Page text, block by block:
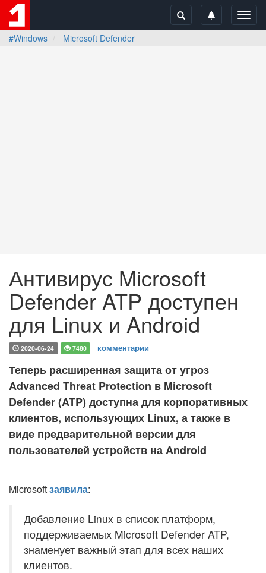
#Windows
Microsoft Defender
Антивирус Microsoft
Defender ATP доступен
для Linux и Android
2020-06-24 7480 комментарии
Теперь расширенная защита от угроз
Advanced Threat Protection в Microsoft
Defender (ATP) доступна для корпоративных
клиентов, использующих Linux, а также в
виде предварительной версии для
пользователей устройств на Android
Microsoftзаявила:
Добавление Linux в список платформ,
поддерживаемых Microsoft Defender ATP,
знаменует важный этап для всех наших
клиентов.